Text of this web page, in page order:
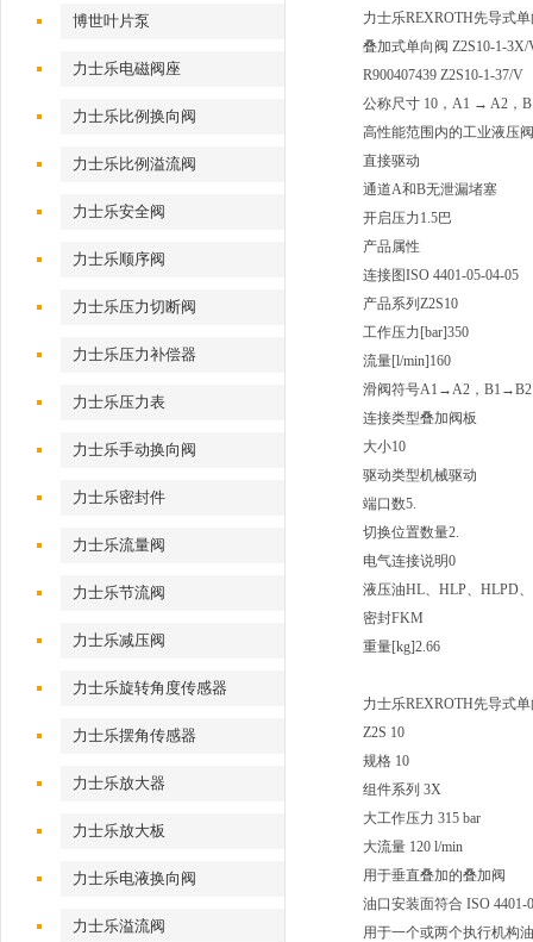
博世叶片泵
力士乐电磁阀座
力士乐比例换向阀
力士乐比例溢流阀
力士乐安全阀
力士乐顺序阀
力士乐压力切断阀
力士乐压力补偿器
力士乐压力表
力士乐手动换向阀
力士乐密封件
力士乐流量阀
力士乐节流阀
力士乐减压阀
力士乐旋转角度传感器
力士乐摆角传感器
力士乐放大器
力士乐放大板
力士乐电液换向阀
力士乐溢流阀
力士乐REXROTH先导式单
叠加式单向阀 Z2S10-1-3X/
R900407439 Z2S10-1-37/V
公称尺寸 10，A1 → A2，
高性能范围内的工业液压
直接驱动
通道A和B无泄漏堵塞
开启压力1.5巴
产品属性
连接图ISO 4401-05-04-05
产品系列 Z2S10
工作压力[bar]350
流量[l/min]160
滑阀符号A1→A2，B1→B2
连接类型叠加阀板
大小10
驱动类型机械驱动
端口数5.
切换位置数量2.
电气连接说明0
液压油HL、HLP、HLPD
密封FKM
重量[kg]2.66
力士乐REXROTH先导式
Z2S 10
规格 10
组件系列 3X
大工作压力 315 bar
大流量 120 l/min
用于垂直叠加的叠加阀
油口安装面符合 ISO 4401-
用于一个或两个执行机构